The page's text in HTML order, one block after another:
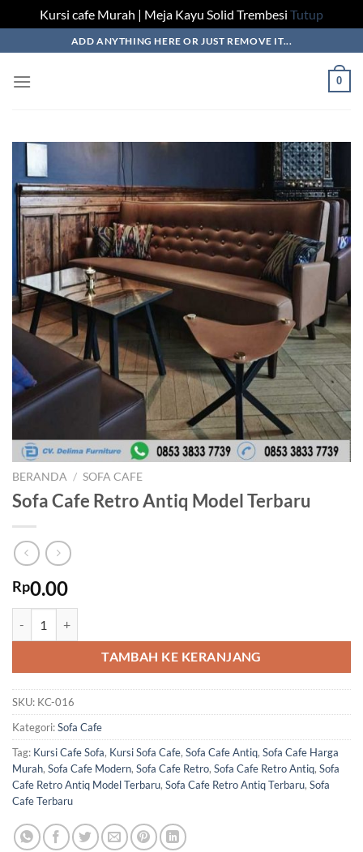
Kursi cafe Murah | Meja Kayu Solid Trembesi Tutup
to
content
ADD ANYTHING HERE OR JUST REMOVE IT...
0
BERANDA / SOFA CAFE
Sofa Cafe Retro Antiq Model Terbaru
Rp0.00
TAMBAH KE KERANJANG
SKU: KC-016
Kategori:Sofa Cafe
Tag: Kursi Cafe Sofa, Kursi Sofa Cafe, Sofa Cafe Antiq, Sofa Cafe Harga
Murah, Sofa Cafe Modern, Sofa Cafe Retro, Sofa Cafe Retro Antiq, Sofa
Cafe Retro Antiq Model Terbaru, Sofa Cafe Retro Antiq Terbaru, Sofa
Cafe Terbaru